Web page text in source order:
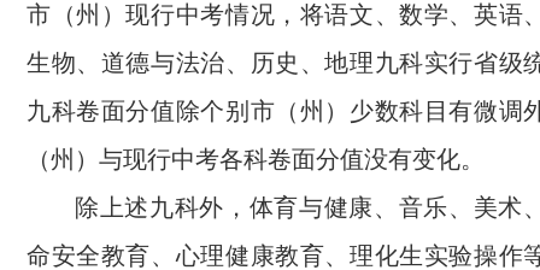
市（州）现行中考情况，将语文、数学、英语
生物、道德与法治、历史、地理九科实行省级
九科卷面分值除个别市（州）少数科目有微调
（州）与现行中考各科卷面分值没有变化。
除上述九科外，体育与健康、音乐、美术
命安全教育、心理健康教育、理化生实验操作